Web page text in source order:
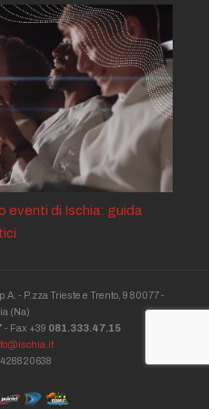
eventi di Ischia: guida
- P.zza Trieste e Trento, 9 80077 -
(Na)
- Fax +39 081.333.47.15